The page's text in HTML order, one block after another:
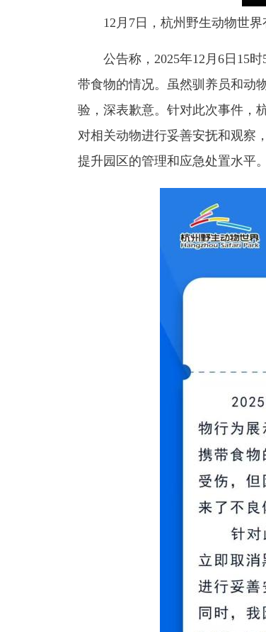
12月7日，杭州野生动物世界
公告称，2025年12月6日15时
带食物的情况。虽然驯养员和动
验，深表歉意。针对此次事件，
对相关动物进行妥善安抚和观察
提升园区的管理和应急处置水平。